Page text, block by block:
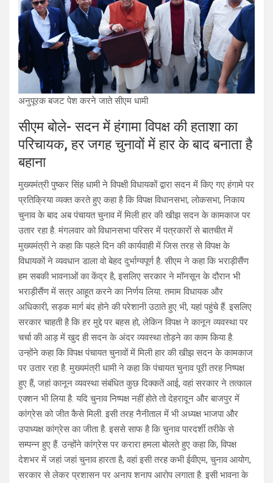
अनुपूरक बजट पेश करने जाते सीएम धामी
सीएम बोले- सदन में हंगामा विपक्ष की हताशा का
परिचायक, हर जगह चुनावों में हार के बाद बनाता है
बहाना
मुख्यमंत्री पुष्कर सिंह धामी ने विपक्षी विधायकों द्वारा सदन में किए गए हंगामे पर
प्रतिक्रिया व्यक्त करते हुए कहा है कि विपक्ष विधानसभा, लोकसभा, निकाय
चुनाव के बाद अब पंचायत चुनाव में मिली हार की खीझ सदन के कामकाज पर
उतार रहा है. मंगलवार को विधानसभा परिसर में पत्रकारों से बातचीत में
मुख्यमंत्री ने कहा कि पहले दिन की कार्यवाही में जिस तरह से विपक्ष के
विधायकों ने व्यवधान डाला वो बेहद दुर्भाग्यपूर्ण है. सीएम ने कहा कि भराड़ीसैंण
हम सबकी भावनाओं का केंद्र है, इसलिए सरकार ने मॉनसून के दौरान भी
भराड़ीसैंण में सत्र आहूत करने का निर्णय लिया. तमाम विधायक और
अधिकारी, सड़क मार्ग बंद होने की परेशानी उठाते हुए भी, यहां पहुंचे हैं. इसलिए
सरकार चाहती है कि हर मुद्दे पर बहस हो, लेकिन विपक्ष ने कानून व्यवस्था पर
चर्चा की आड़ में खुद ही सदन के अंदर व्यवस्था तोड़ने का काम किया है.
उन्होंने कहा कि विपक्ष पंचायत चुनावों में मिली हार की खीझ सदन के कामकाज
पर उतार रहा है. मुख्यमंत्री धामी ने कहा कि पंचायत चुनाव पूरी तरह निष्पक्ष
हुए हैं, जहां कानून व्यवस्था संबंधित कुछ दिक्कतें आई, वहां सरकार ने तत्काल
एक्शन भी लिया है. यदि चुनाव निष्पक्ष नहीं होते तो देहरादून और बाजपुर में
कांग्रेस को जीत कैसे मिली. इसी तरह नैनीताल में भी अध्यक्ष भाजपा और
उपाध्यक्ष कांग्रेस का जीता है. इससे साफ है कि चुनाव पारदर्शी तरीके से
सम्पन्न हुए हैं. उन्होंने कांग्रेस पर करारा हमला बोलते हुए कहा कि, विपक्ष
देशभर में जहां जहां चुनाव हारता है, वहां इसी तरह कभी ईवीएम, चुनाव आयोग,
सरकार से लेकर प्रशासन पर अनाप शनाप आरोप लगाता है. इसी भावना के